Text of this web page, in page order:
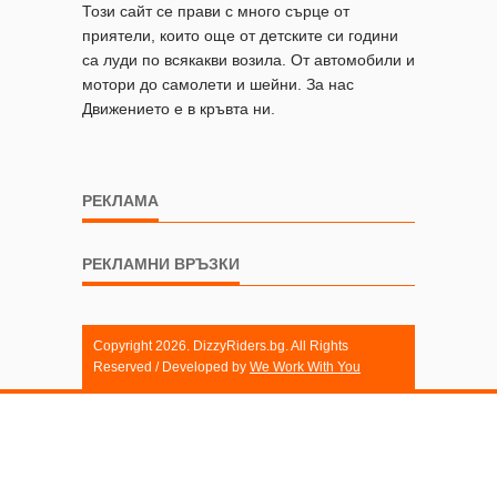
Този сайт се прави с много сърце от
приятели, които още от детските си години
са луди по всякакви возила. От автомобили и
мотори до самолети и шейни. За нас
Движението е в кръвта ни.
РЕКЛАМА
РЕКЛАМНИ ВРЪЗКИ
Copyright 2026. DizzyRiders.bg. All Rights
Reserved / Developed by We Work With You